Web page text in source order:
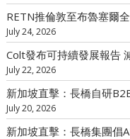
RETN推倫敦至布魯塞爾
July 24, 2026
Colt發布可持續發展報告
July 22, 2026
新加坡直擊：長橋自研
July 20, 2026
新加坡直擊：長橋集團倡